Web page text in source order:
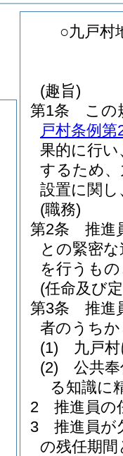
○九戸村
(趣旨)
第1条
この
戸村条例第
果的に行
するため
設置に関
(職務)
第2条
推進
との緊密
を行うも
(任命及び
第3条
推進
者のうち
(1)
九戸
(2)
公共
る知識に
2
推進員の
3
推進員が
の残任期